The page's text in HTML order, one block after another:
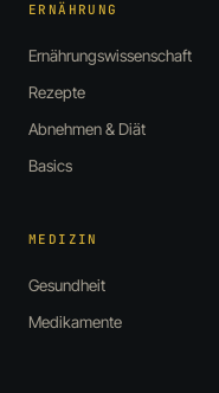
ERNÄHRUNG
Ernährungswissenschaft
Rezepte
Abnehmen & Diät
Basics
MEDIZIN
Gesundheit
Medikamente